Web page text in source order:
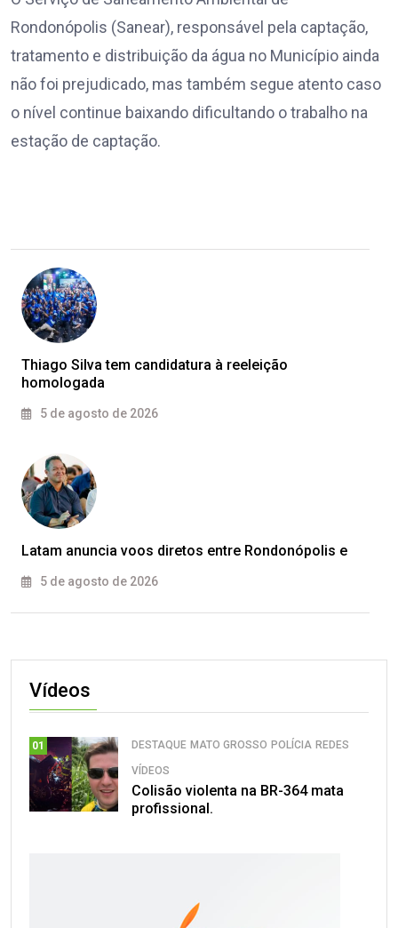
Rondonópolis (Sanear), responsável pela captação,
tratamento e distribuição da água no Município ainda
não foi prejudicado, mas também segue atento caso
o nível continue baixando dificultando o trabalho na
estação de captação.
Thiago Silva tem candidatura à reeleição
homologada
5 de agosto de 2026
Latam anuncia voos diretos entre Rondonópolis e
5 de agosto de 2026
Vídeos
01 DESTAQUE MATO GROSSO POLÍCIA REDES
VÍDEOS
Colisão violenta na BR-364 mata
profissional.